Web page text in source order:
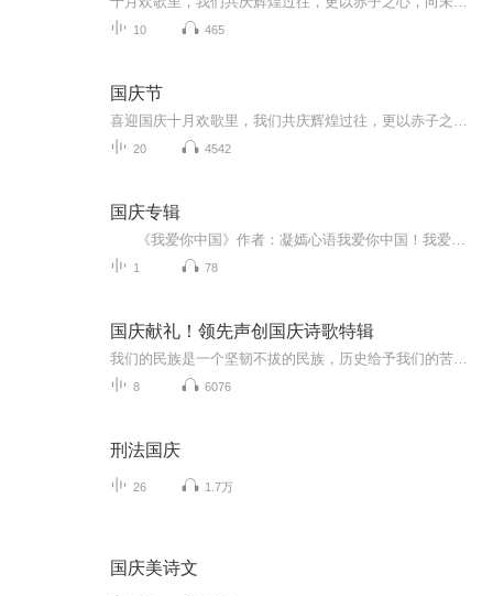
10 465
国庆节
20 4542
国庆专辑
1 78
国庆献礼！领先声创国庆诗歌特辑
8 6076
刑法国庆
26 1.7万
国庆美诗文